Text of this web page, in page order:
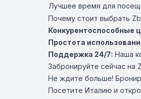
Лучшее время для
Почему стоит выбрать
Конкурентоспособные
Простота
Поддержка 24/7: Наша
Забронируйте сейчас на
Не ждите больше!
Посетите Италию и